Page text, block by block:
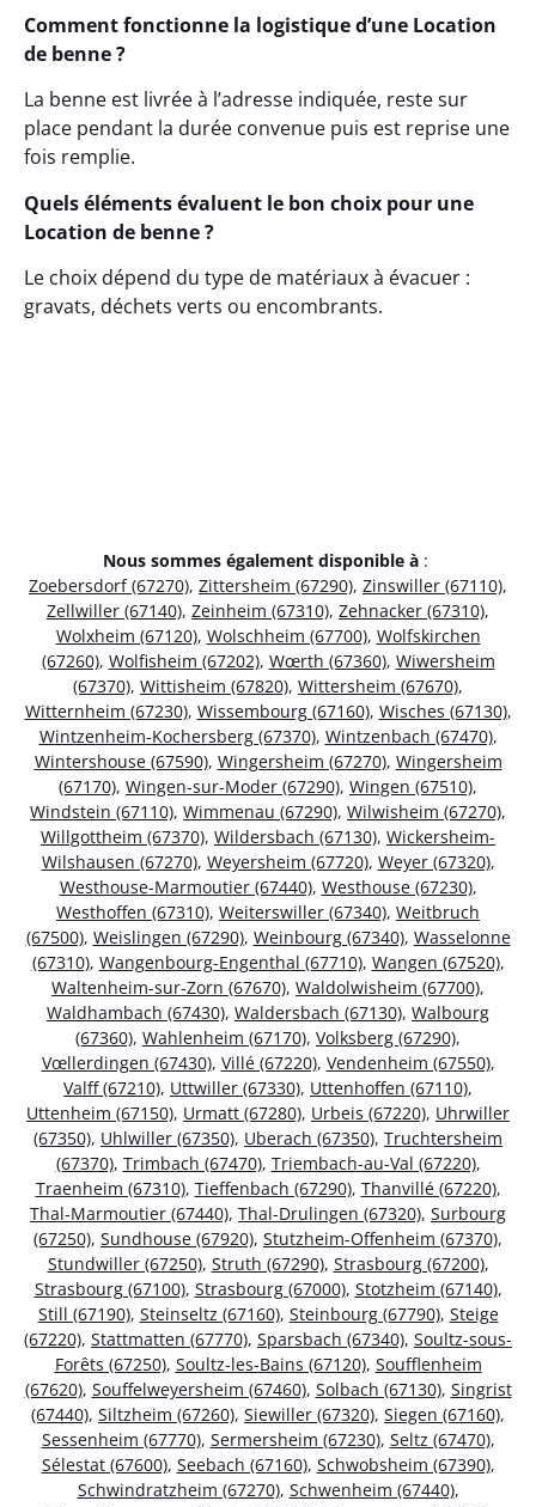
Comment fonctionne la logistique d’une Location
de benne ?
La benne est livrée à l’adresse indiquée, reste sur
place pendant la durée convenue puis est reprise une
fois remplie.
Quels éléments évaluent le bon choix pour une
Location de benne ?
Le choix dépend du type de matériaux à évacuer :
gravats, déchets verts ou encombrants.
Nous sommes également disponible à :
Zoebersdorf (67270), Zittersheim (67290), Zinswiller (67110),
Zellwiller (67140), Zeinheim (67310), Zehnacker (67310),
Wolxheim (67120), Wolschheim (67700), Wolfskirchen
(67260), Wolfisheim (67202), Wœrth (67360), Wiwersheim
(67370), Wittisheim (67820), Wittersheim (67670),
Witternheim (67230), Wissembourg (67160), Wisches (67130),
Wintzenheim-Kochersberg (67370), Wintzenbach (67470),
Wintershouse (67590), Wingersheim (67270), Wingersheim
(67170), Wingen-sur-Moder (67290), Wingen (67510),
Windstein (67110), Wimmenau (67290), Wilwisheim (67270),
Willgottheim (67370), Wildersbach (67130), Wickersheim-
Wilshausen (67270), Weyersheim (67720), Weyer (67320),
Westhouse-Marmoutier (67440), Westhouse (67230),
Westhoffen (67310), Weiterswiller (67340), Weitbruch
(67500), Weislingen (67290), Weinbourg (67340), Wasselonne
(67310), Wangenbourg-Engenthal (67710), Wangen (67520),
Waltenheim-sur-Zorn (67670), Waldolwisheim (67700),
Waldhambach (67430), Waldersbach (67130), Walbourg
(67360), Wahlenheim (67170), Volksberg (67290),
Vœllerdingen (67430), Villé (67220), Vendenheim (67550),
Valff (67210), Uttwiller (67330), Uttenhoffen (67110),
Uttenheim (67150), Urmatt (67280), Urbeis (67220), Uhrwiller
(67350), Uhlwiller (67350), Uberach (67350), Truchtersheim
(67370), Trimbach (67470), Triembach-au-Val (67220),
Traenheim (67310), Tieffenbach (67290), Thanvillé (67220),
Thal-Marmoutier (67440), Thal-Drulingen (67320), Surbourg
(67250), Sundhouse (67920), Stutzheim-Offenheim (67370),
Stundwiller (67250), Struth (67290), Strasbourg (67200),
Strasbourg (67100), Strasbourg (67000), Stotzheim (67140),
Still (67190), Steinseltz (67160), Steinbourg (67790), Steige
(67220), Stattmatten (67770), Sparsbach (67340), Soultz-sous-
Forêts (67250), Soultz-les-Bains (67120), Soufflenheim
(67620), Souffelweyersheim (67460), Solbach (67130), Singrist
(67440), Siltzheim (67260), Siewiller (67320), Siegen (67160),
Sessenheim (67770), Sermersheim (67230), Seltz (67470),
Sélestat (67600), Seebach (67160), Schwobsheim (67390),
Schwindratzheim (67270), Schwenheim (67440),